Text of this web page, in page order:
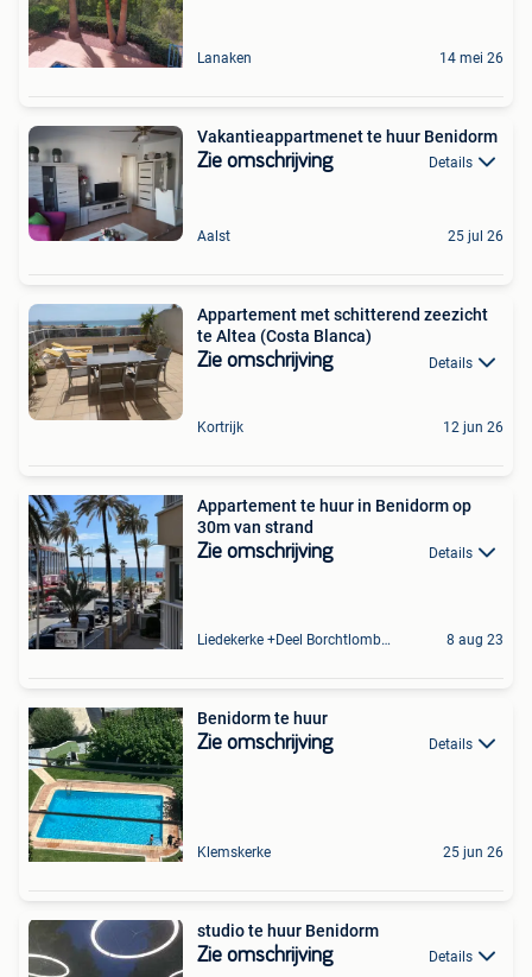
Lanaken 14 mei 26
Vakantieappartmenet te huur Benidorm
Zie omschrijving Details
Aalst 25 jul 26
Appartement met schitterend zeezicht
te Altea (Costa Blanca)
Zie omschrijving Details
Kortrijk 12 jun 26
Appartement te huur in Benidorm op
30m van strand
Zie omschrijving Details
Liedekerke +Deel Borchtlombeek 8 aug 23
Benidorm te huur
Zie omschrijving Details
Klemskerke 25 jun 26
studio te huur Benidorm
Zie omschrijving Details